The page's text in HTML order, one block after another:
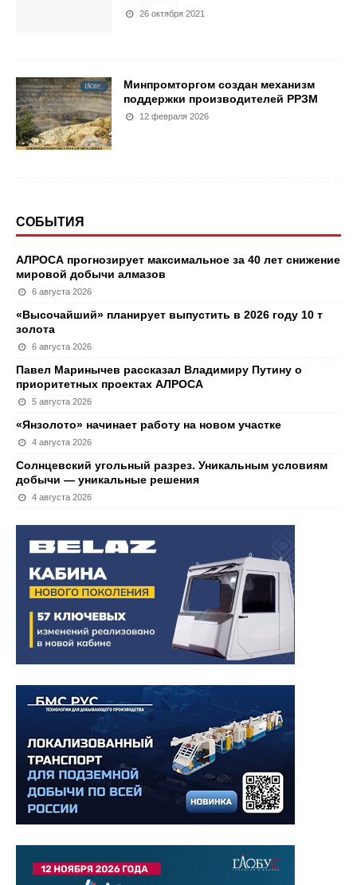
26 октября 2021
Минпромторгом создан механизм
поддержки производителей РРЗМ
12 февраля 2026
СОБЫТИЯ
АЛРОСА прогнозирует максимальное за 40 лет снижение
мировой добычи алмазов
6 августа 2026
«Высочайший» планирует выпустить в 2026 году 10 т
золота
6 августа 2026
Павел Маринычев рассказал Владимиру Путину о
приоритетных проектах АЛРОСА
5 августа 2026
«Янзолото» начинает работу на новом участке
4 августа 2026
Солнцевский угольный разрез. Уникальным условиям
добычи — уникальные решения
4 августа 2026